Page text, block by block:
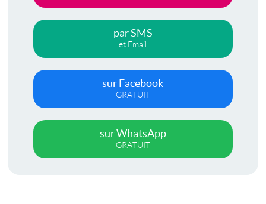
par SMS
et Email
sur Facebook
GRATUIT
sur WhatsApp
GRATUIT